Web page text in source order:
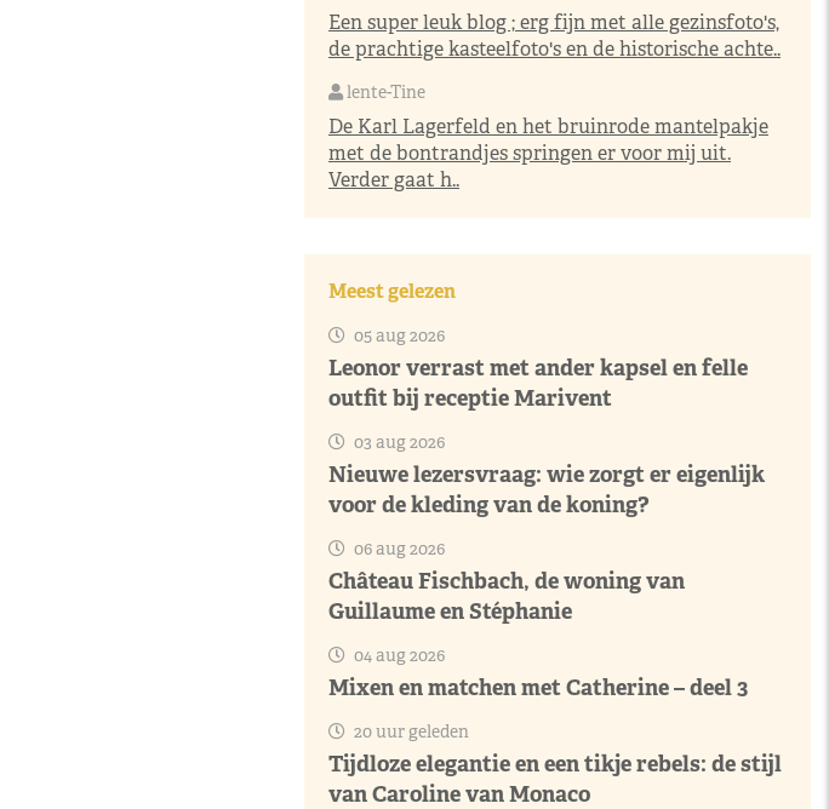
Een super leuk blog ; erg fijn met alle gezinsfoto's,
de prachtige kasteelfoto's en de historische achte..
lente-Tine
De Karl Lagerfeld en het bruinrode mantelpakje
met de bontrandjes springen er voor mij uit.
Verder gaat h..
Meest gelezen
05 aug 2026
Leonor verrast met ander kapsel en felle
outfit bij receptie Marivent
03 aug 2026
Nieuwe lezersvraag: wie zorgt er eigenlijk
voor de kleding van de koning?
06 aug 2026
Château Fischbach, de woning van
Guillaume en Stéphanie
04 aug 2026
Mixen en matchen met Catherine – deel 3
20 uur geleden
Tijdloze elegantie en een tikje rebels: de stijl
van Caroline van Monaco